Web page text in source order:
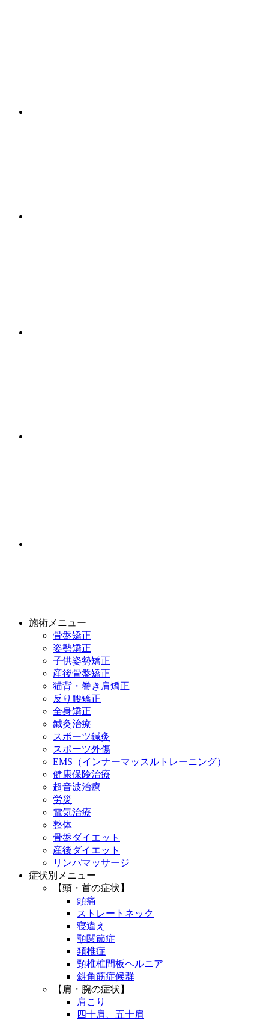
施術メニュー
骨盤矯正
姿勢矯正
子供姿勢矯正
産後骨盤矯正
猫背・巻き肩矯正
反り腰矯正
全身矯正
鍼灸治療
スポーツ鍼灸
スポーツ外傷
EMS（インナーマッスルトレーニング）
健康保険治療
超音波治療
労災
電気治療
整体
骨盤ダイエット
産後ダイエット
リンパマッサージ
症状別メニュー
【頭・首の症状】
頭痛
ストレートネック
寝違え
顎関節症
頚椎症
頸椎椎間板ヘルニア
斜角筋症候群
【肩・腕の症状】
肩こり
四十肩、五十肩